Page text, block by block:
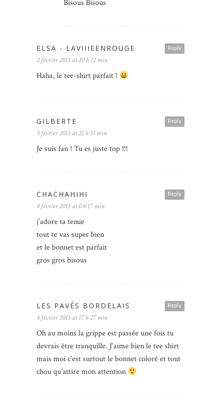
Bisous Bisous
Reply
ELSA - LAVIIIEENROUGE
2 février 2015 at 20 h 12 min
Haha, le tee-shirt parfait !
Reply
GILBERTE
3 février 2015 at 21 h 51 min
Je suis fan ! Tu es juste top !!!
Reply
CHACHAHIHI
4 février 2015 at 0 h 17 min
j’adore ta tenue
tout te vas super bien
et le bonnet est parfait
gros gros bisous
Reply
LES PAVÉS BORDELAIS
4 février 2015 at 17 h 27 min
Oh au moins la grippe est passée une fois tu
devrais être tranquille. J’aime bien le tee shirt
mais moi c’est surtout le bonnet coloré et tout
chou qu’attire mon attention